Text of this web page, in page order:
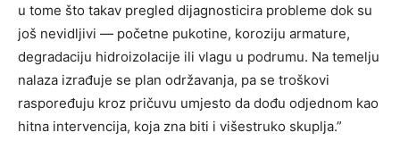
u tome što takav pregled dijagnosticira probleme dok su
još nevidljivi — početne pukotine, koroziju armature,
degradaciju hidroizolacije ili vlagu u podrumu. Na temelju
nalaza izrađuje se plan održavanja, pa se troškovi
raspoređuju kroz pričuvu umjesto da dođu odjednom kao
hitna intervencija, koja zna biti i višestruko skuplja.”